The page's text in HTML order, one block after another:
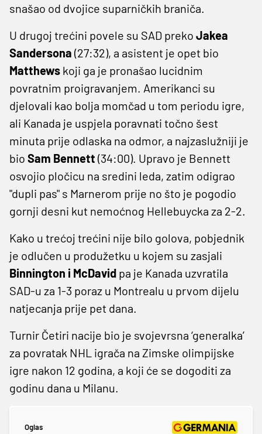
snašao od dvojice suparničkih braniča.
U drugoj trećini povele su SAD preko Jakea
Sandersona (27:32), a asistent je opet bio
Matthews koji ga je pronašao lucidnim
povratnim proigravanjem. Amerikanci su
djelovali kao bolja momčad u tom periodu igre,
ali Kanada je uspjela poravnati točno šest
minuta prije odlaska na odmor, a najzaslužniji je
bio Sam Bennett (34:00). Upravo je Bennett
osvojio pločicu na sredini leda, zatim odigrao
"dupli pas" s Marnerom prije no što je pogodio
gornji desni kut nemoćnog Hellebuycka za 2-2.
Kako u trećoj trećini nije bilo golova, pobjednik
je odlučen u produžetku u kojem su zasjali
Binnington i McDavid pa je Kanada uzvratila
SAD-u za 1-3 poraz u Montrealu u prvom dijelu
natjecanja prije pet dana.
Turnir Četiri nacije bio je svojevrsna ‘generalka’
za povratak NHL igrača na Zimske olimpijske
igre nakon 12 godina, a koji će se dogoditi za
godinu dana u Milanu.
Oglas